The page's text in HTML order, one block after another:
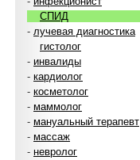
СПИД
- лучевая диагностика
гистолог
- инвалиды
- кардиолог
- косметолог
- маммолог
- мануальный терапевт
- массаж
- невролог